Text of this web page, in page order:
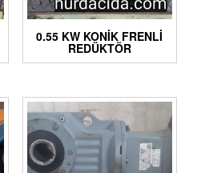
0.55 KW KONIK FRENLI
REDÜKTÖR